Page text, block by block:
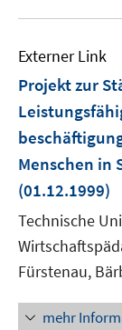
Externer Link
Projekt zur
Menschen in
(01.12.1999)
Technische
Fürstenau,
mehr